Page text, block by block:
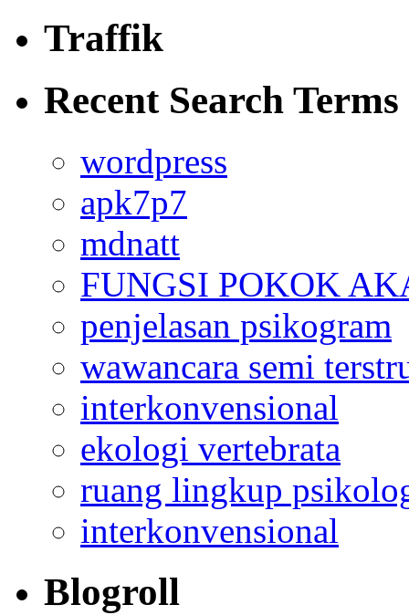
Traffik
Recent Search Terms
wordpress
apk7p7
mdnatt
FUNGSI POKOK
penjelasan psikogram
wawancara semi
interkonvensional
ekologi vertebrata
ruang lingkup
interkonvensional
Blogroll